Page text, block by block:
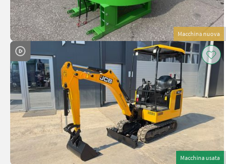
Macchina nuova
Macchina usata